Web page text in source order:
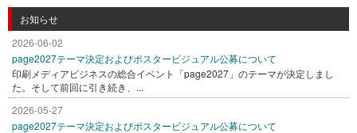
お知らせ
2026-06-02
page2027テーマ決定およびポスタービジュアル公募について
印刷メディアビジネスの総合イベント「page2027」のテーマが決定しまし
た。そして前回に引き続き、...
2026-05-27
page2027テーマ決定およびポスタービジュアル公募について